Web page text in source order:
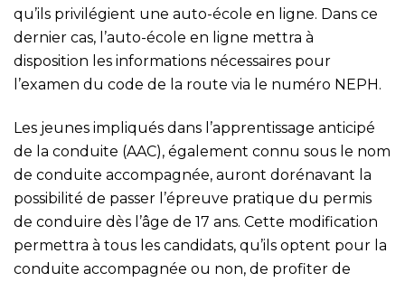
qu’ils privilégient une auto-école en ligne. Dans ce
dernier cas, l’auto-école en ligne mettra à
disposition les informations nécessaires pour
l’examen du code de la route via le numéro NEPH.
Les jeunes impliqués dans l’apprentissage anticipé
de la conduite (AAC), également connu sous le nom
de conduite accompagnée, auront dorénavant la
possibilité de passer l’épreuve pratique du permis
de conduire dès l’âge de 17 ans. Cette modification
permettra à tous les candidats, qu’ils optent pour la
conduite accompagnée ou non, de profiter de